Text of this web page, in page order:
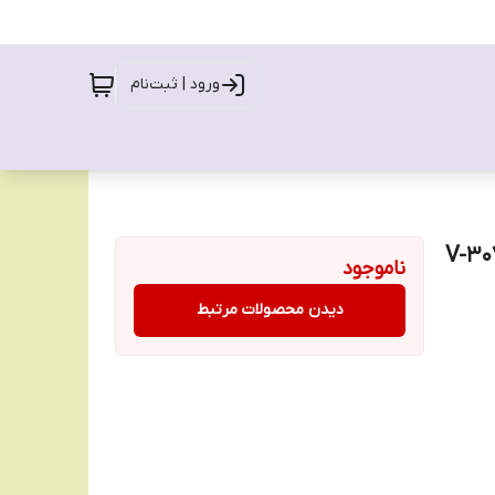
ورود | ثبت‌نام
ناموجود
دیدن محصولات مرتبط